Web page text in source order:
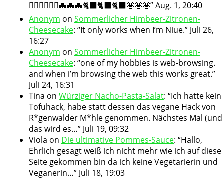
🧛🏻‍♀️🧛🏻‍♀️🦇🦇🦇🐈‍⬛🐈‍⬛🐈‍⬛🤩🤩🤩”Aug. 1, 20:40
Anonym on Sommerlicher Himbeer-Zitronen-
Cheesecake: “It only works when I’m Niue.” Juli 26,
16:27
Anonym on Sommerlicher Himbeer-Zitronen-
Cheesecake: “one of my hobbies is web-browsing.
and when i’m browsing the web this works great.”
Juli 24, 16:31
Tina on Würziger Nacho-Pasta-Salat: “Ich hatte kein
Tofuhack, habe statt dessen das vegane Hack von
R*genwalder M*hle genommen. Nächstes Mal (und
das wird es…” Juli 19, 09:32
Viola on Die ultimative Pommes-Sauce: “Hallo,
Ehrlich gesagt weiß ich nicht mehr wie ich auf diese
Seite gekommen bin da ich keine Vegetarierin und
Veganerin…” Juli 18, 19:03